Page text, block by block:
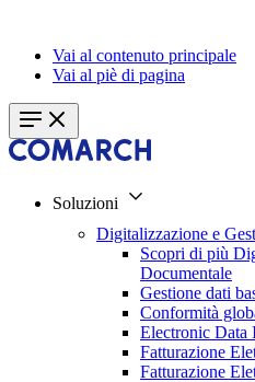
Vai al contenuto principale
Vai al piè di pagina
Soluzioni
Digitalizzazione e
Scopri di più
Documentale
Gestione dati
Conformità
Electronic Data
Fatturazione
Fatturazione